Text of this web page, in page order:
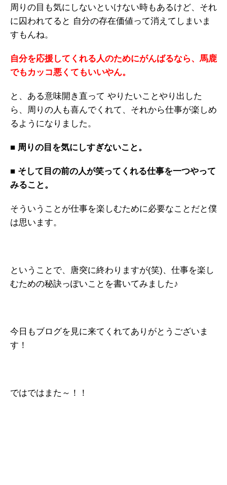
周りの目も気にしないといけない時もあるけど、それ
に囚われてると 自分の存在価値って消えてしまいま
すもんね。
自分を応援してくれる人のためにがんばるなら、馬鹿
でもカッコ悪くてもいいやん。
と、ある意味開き直って やりたいことやり出した
ら、周りの人も喜んでくれて、それから仕事が楽しめ
るようになりました。
■ 周りの目を気にしすぎないこと。
■ そして目の前の人が笑ってくれる仕事を一つやって
みること。
そういうことが仕事を楽しむために必要なことだと僕
は思います。
ということで、唐突に終わりますが(笑)、仕事を楽し
むための秘訣っぽいことを書いてみました♪
今日もブログを見に来てくれてありがとうございま
す！
ではではまた～！！